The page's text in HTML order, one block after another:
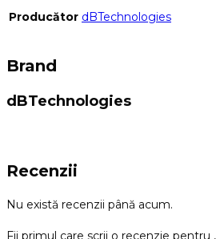
Producător dBTechnologies
Brand
dBTechnologies
Recenzii
Nu există recenzii până acum.
Fii primul care scrii o recenzie pentru